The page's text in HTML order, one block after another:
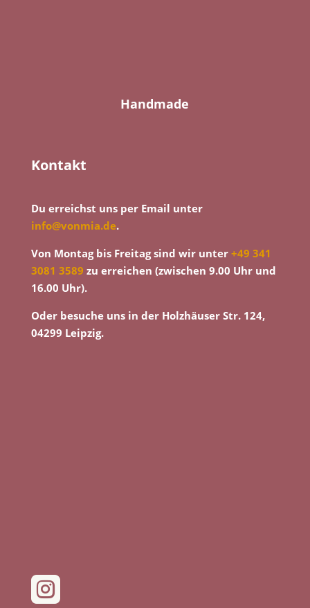
Handmade
Kontakt
Du erreichst uns per Email unter
info@vonmia.de.
Von Montag bis Freitag sind wir unter +49 341
3081 3589 zu erreichen (zwischen 9.00 Uhr und
16.00 Uhr).
Oder besuche uns in der Holzhäuser Str. 124,
04299 Leipzig.
